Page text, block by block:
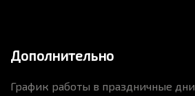
Дополнительно
График работы в праздничные дни